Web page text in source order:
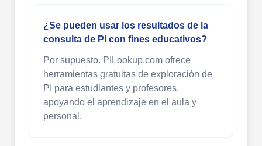
¿Se pueden usar los resultados de la
consulta de PI con fines educativos?
Por supuesto. PILookup.com ofrece
herramientas gratuitas de exploración de
PI para estudiantes y profesores,
apoyando el aprendizaje en el aula y
personal.